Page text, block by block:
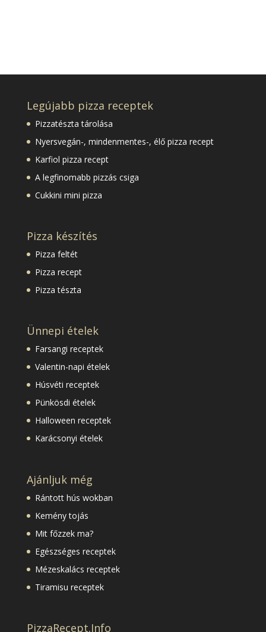
Legújabb pizza receptek
Pizzatészta tárolása
Nyersvegán-, mindenmentes-, élő pizza recept
Karfiol pizza recept
A legfinomabb pizzás csiga
Cukkini mini pizza
Pizza készítés
Pizza feltét
Pizza recept
Pizza tészta
Ünnepi ételek
Farsangi receptek
Valentin-napi ételek
Húsvéti receptek
Pünkösdi ételek
Halloween receptek
Karácsonyi ételek
Ajánljuk még
Rántott hús wokban
Kemény tojás
Mit főzzek ma?
Egészséges receptek
Mézeskalács receptek
Tiramisu receptek
PizzaRecept.Info